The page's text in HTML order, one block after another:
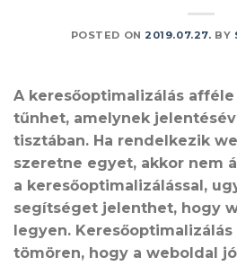
POSTED ON 2019.07.27. BY
A keresőoptimalizálás
tűnhet, amelynek
tisztában. Ha rendelkezik
szeretne egyet, akkor nem
a keresőoptimalizálással,
segítséget jelenthet, hogy
legyen.
tömören, hogy a weboldal